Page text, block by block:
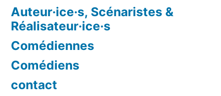
Auteur·ice·s, Scénaristes &
Réalisateur·ice·s
Comédiennes
Comédiens
contact